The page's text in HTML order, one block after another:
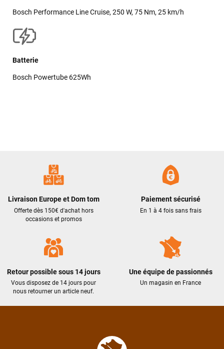
Bosch Performance Line Cruise, 250 W, 75 Nm, 25 km/h
Batterie
Bosch Powertube 625Wh
Livraison Europe et Dom tom
Offerte dès 150€ d'achat hors
occasions et promos
Paiement sécurisé
En 1 à 4 fois sans frais
Retour possible sous 14 jours
Vous disposez de 14 jours pour
nous retourner un article neuf.
Une équipe de passionnés
Un magasin en France